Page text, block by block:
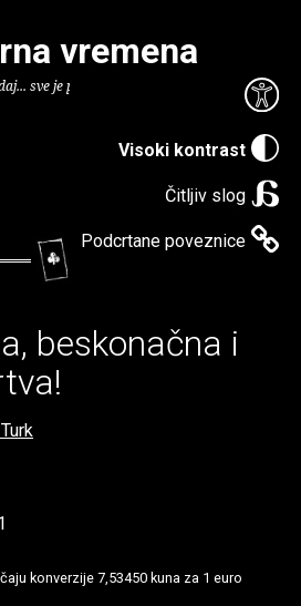
Visoki kontrast
Čitljiv slog
Podcrtane poveznice
vremena
sve je puno knjiga.
beskonačna i
konverzije 7,53450 kuna za 1 euro